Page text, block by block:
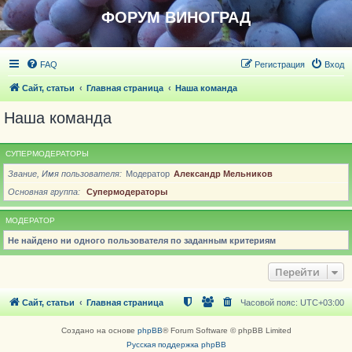
ФОРУМ ВИНОГРАД
FAQ Вход
Регистрация
Сайт, статьи Главная страница Наша команда
Наша команда
СУПЕРМОДЕРАТОРЫ
Звание, Имя пользователя Модератор Александр Мельников
Основная группа
Супермодераторы
МОДЕРАТОР
Не найдено ни одного пользователя по заданным критериям
Перейти
Сайт, статьи Главная страница Часовой пояс: UTC+03:00
Создано на основе phpBB® Forum Software © phpBB Limited
Русская поддержка phpBB